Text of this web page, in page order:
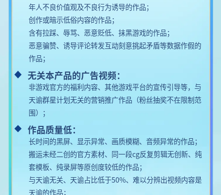
年人不良价值观及不良行为诱导的作品；
创作或暗示低俗内容的作品；
含有拉踩、辱骂、恶意贬低、抹黑游戏的作品；
恶意骗赞、诱导评论转发互动刻意挑起矛盾等数据作假的
作品；
无关本产品的广告视频：
非游戏官方的福利内容、其他游戏平台的宣传引导等，与
天谕群星计划无关的营销推广作品（粉丝抽奖不在限制范
围）；
作品质量低：
长时间的黑屏、显示异常、画质模糊、音频异常的作品；
搬运未经二创的官方素材、同一段cg反复剪辑无创新、纯
套模板、纯录屏等原创度较低的作品；
与天谕无关、天谕占比低于50%、难以分辨出视频内容是
天谕的作品；